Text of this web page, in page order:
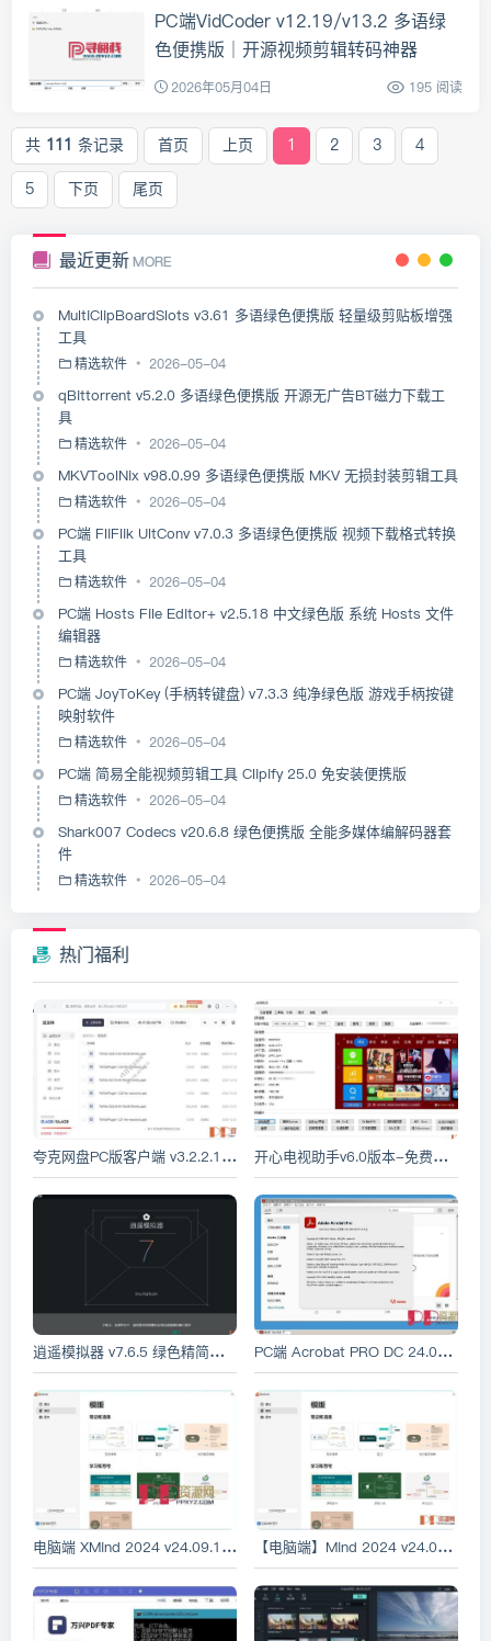
PC端VidCoder v12.19/v13.2 多语绿
色便携版｜开源视频剪辑转码神器
2026年05月04日 195 阅读
共 111 条记录 首页 上页 1 2 3 4
5 下页 尾页
最近更新 MORE
MultiClipBoardSlots v3.61 多语绿色便携版 轻量级剪贴板增强
工具
精选软件 2026-05-04
qBittorrent v5.2.0 多语绿色便携版 开源无广告BT磁力下载工
具
精选软件 2026-05-04
MKVToolNix v98.0.99 多语绿色便携版 MKV 无损封装剪辑工具
精选软件 2026-05-04
PC端 FliFlik UltConv v7.0.3 多语绿色便携版 视频下载格式转换
工具
精选软件 2026-05-04
PC端 Hosts File Editor+ v2.5.18 中文绿色版 系统 Hosts 文件
编辑器
精选软件 2026-05-04
PC端 JoyToKey (手柄转键盘) v7.3.3 纯净绿色版 游戏手柄按键
映射软件
精选软件 2026-05-04
PC端 简易全能视频剪辑工具 Clipify 25.0 免安装便携版
精选软件 2026-05-04
Shark007 Codecs v20.6.8 绿色便携版 全能多媒体编解码器套
件
精选软件 2026-05-04
热门福利
夸克网盘PC版客户端 v3.2.2.1 绿色去广告版 开心电视助手v6.0版本-免费电视精简及软件安装工具
逍遥模拟器 v7.6.5 绿色精简优化版 [安卓模拟器] PC端 Acrobat PRO DC 24.004.20272 x64 PDF编辑破解版
电脑端 XMind 2024 v24.09.13001 中文破解绿色版 思维导图制作软件 【电脑端】Mind 2024 v24.09.13001 中文破解绿色版 思维导图软件